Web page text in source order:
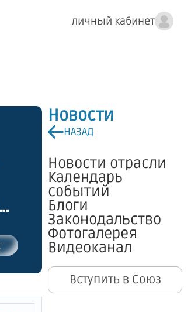
личный кабинет
Новости
НАЗАД
Новости отрасли
Календарь
событий
Блоги
Законодальство
Фотогалерея
Видеоканал
Вступить в Союз